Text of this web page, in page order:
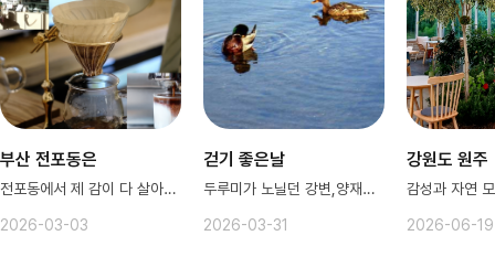
부산 전포동은
전포동에서 제 감이 다 살아왔다구요!
2026-03-03
걷기 좋은날
두루미가 노닐던 강변,양재천에서 산책
2026-03-31
강원도 원주
2026-06-19